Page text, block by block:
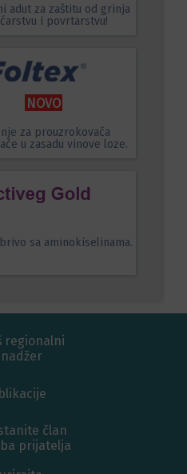
adut za zaštitu od grinja
i povrtarstvu!
NOVO
za prouzrokovača
u zasadu vinove loze.
sa aminokiselinama.
regionalni
član
prijatelja